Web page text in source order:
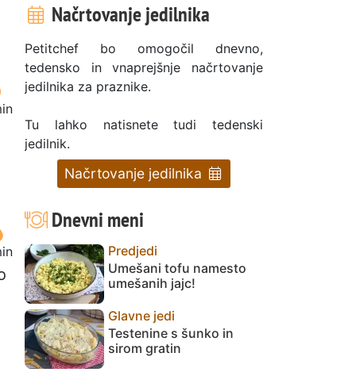
Načrtovanje jedilnika
Petitchef bo omogočil dnevno,
tedensko in vnaprejšnje načrtovanje
jedilnika za praznike.
Tu lahko natisnete tudi tedenski
jedilnik.
Načrtovanje jedilnika
Dnevni meni
Predjedi
Umešani tofu namesto
umešanih jajc!
Glavne jedi
Testenine s šunko in
sirom gratin